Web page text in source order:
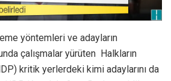
yöntemleri ve adayların
çalışmalar yürüten Halkların
kritik yerlerdeki kimi adaylarını da